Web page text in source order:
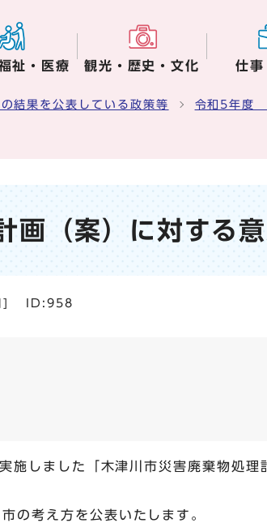
祉・医療 観光・歴史・文化 仕事
結果を公表している政策等 令和5年度
画（案）に対する
ID:958
しました「木津川市災害廃棄物処理
の考え方を公表いたします。